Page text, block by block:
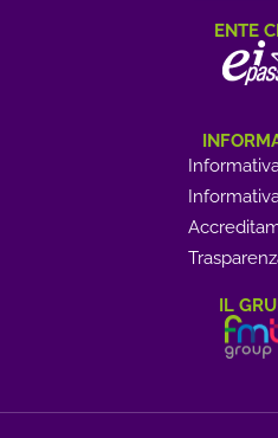
ENTE
IL